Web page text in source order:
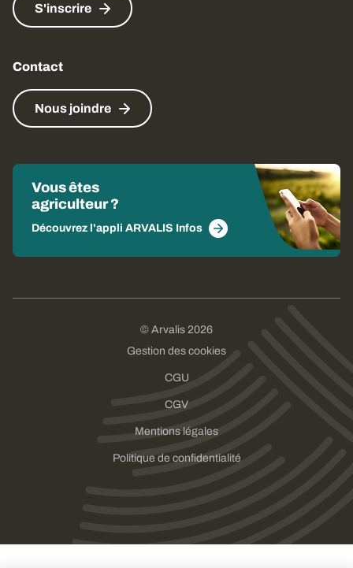
S'inscrire
Contact
Nous joindre
Vous êtes
agriculteur ?
Découvrez l'appli ARVALIS Infos
© Arvalis 2026
Gestion des cookies
CGU
CGV
Mentions légales
Politique de confidentialité